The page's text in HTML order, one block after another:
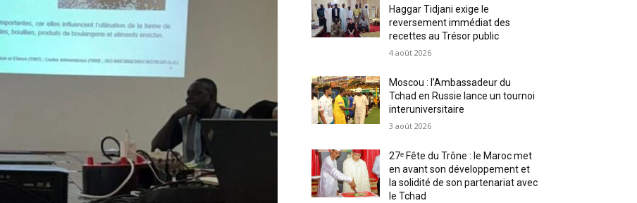
Haggar Tidjani exige le
reversement immédiat des
recettes au Trésor public
4 août 2026
Moscou : l’Ambassadeur du
Tchad en Russie lance un tournoi
interuniversitaire
3 août 2026
27ᵉ Fête du Trône : le Maroc met
en avant son développement et
la solidité de son partenariat avec
le Tchad